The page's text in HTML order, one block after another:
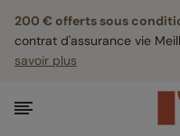
200 € offerts sous
contrat d'assurance vie
savoir plus